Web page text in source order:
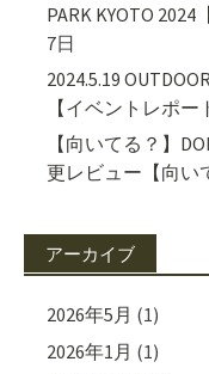
PARK KYOTO
7日
2024.5.19
【イベントレポー
【向いてる？】
更レビュー【向い
アーカイブ
2026年5月 (1)
2026年1月 (1)